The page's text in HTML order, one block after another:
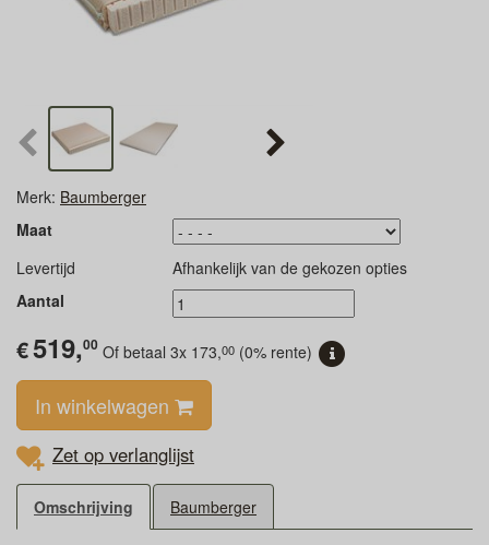
Merk: Baumberger
Maat
Levertijd
Afhankelijk van de gekozen opties
Aantal
€519,00 Of betaal 3x 173,00 (0% rente)
In winkelwagen
Zet op verlanglijst
Omschrijving Baumberger